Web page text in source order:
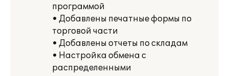
программой
• Добавлены печатные формы по
торговой части
• Добавлены отчеты по складам
• Настройка обмена с
распределенными